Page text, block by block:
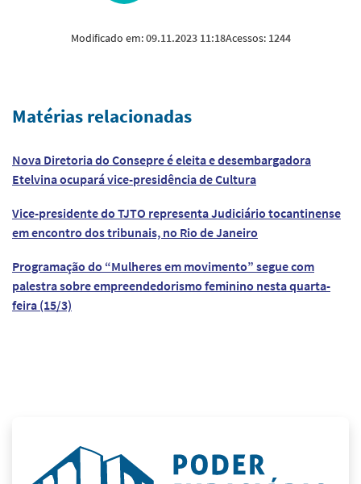
Modificado em:09.11.2023 11:18Acessos: 1244
Matérias relacionadas
Nova Diretoria do Consepre é eleita e desembargadora
Etelvina ocupará vice-presidência de Cultura
Vice-presidente do TJTO representa Judiciário tocantinense
em encontro dos tribunais, no Rio de Janeiro
Programação do “Mulheres em movimento” segue com
palestra sobre empreendedorismo feminino nesta quarta-
feira (15/3)